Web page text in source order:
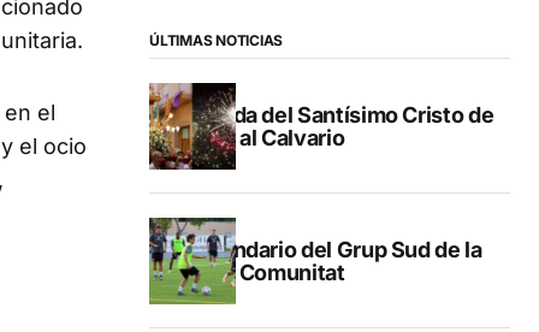
el
el ocio
ÚLTIMAS NOTICIAS
Subida del Santísimo Cristo de
Gata al Calvario
Calendario del Grup Sud de la
Lliga Comunitat